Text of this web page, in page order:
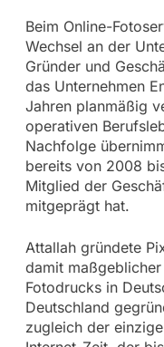
Beim Online-
Wechsel an der
Gründer und
das Unternehmen
Jahren planmäßig
operativen
Nachfolge
bereits von 2008
Mitglied der
mitgeprägt hat.
Attallah gründete
damit
Fotodrucks in
Deutschland
zugleich der